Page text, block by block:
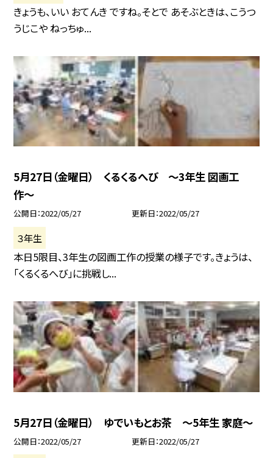
きょうも、いい おてんき ですね。そとで あそぶときは、こうつ
うじこや ねっちゅ...
5月27日（金曜日） くるくるへび 〜3年生 図画工
作〜
公開日 2022/05/27 更新日 2022/05/27
３年生
本日5限目、3年生の図画工作の授業の様子です。きょうは、
「くるくるへび」に挑戦し...
5月27日（金曜日） ゆでいもとお茶 〜5年生 家庭〜
公開日 2022/05/27 更新日 2022/05/27